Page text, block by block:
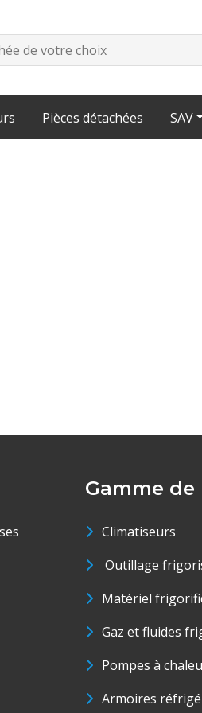
Pièces détachées SAV
Gamme
Climatiseurs
Outillage
Matériel
Gaz et fluides
Pompes à
Armoires